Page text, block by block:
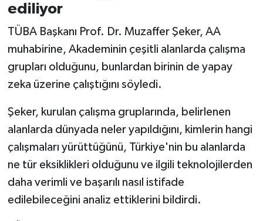
ediliyor
TÜBA Başkanı Prof. Dr. Muzaffer Şeker, AA
muhabirine, Akademinin çeşitli alanlarda çalışma
grupları olduğunu, bunlardan birinin de yapay
zeka üzerine çalıştığını söyledi.
Şeker, kurulan çalışma gruplarında, belirlenen
alanlarda dünyada neler yapıldığını, kimlerin hangi
çalışmaları yürüttüğünü, Türkiye'nin bu alanlarda
ne tür eksiklikleri olduğunu ve ilgili teknolojilerden
daha verimli ve başarılı nasıl istifade
edilebileceğini analiz ettiklerini bildirdi.